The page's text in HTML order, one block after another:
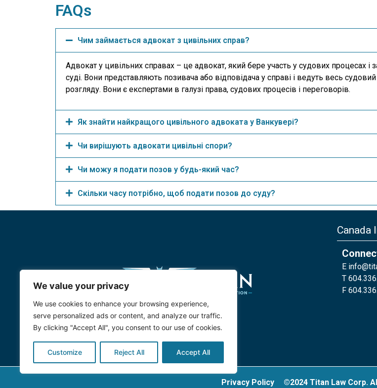
We value your privacy
We use cookies to enhance your browsing experience,
serve personalized ads or content, and analyze our traffic.
By clicking "Accept All", you consent to our use of cookies.
Customize Reject All Accept All
FAQs
Чим займається адвокат з цивільних справ?
Адвокат у цивільних справах – це адвокат, який бере участь у судових процесах
суді. Вони представляють позивача або відповідача у справі і ведуть весь
розгляду. Вони є експертами в галузі права, судових процесів і переговорів.
Як знайти найкращого цивільного адвоката у Ванкувері?
Чи вирішують адвокати цивільні спори?
Чи можу я подати позов у будь-який час?
Скільки часу потрібно, щоб подати позов до суду?
Canada
E
T
F
Privacy Policy ©2024 Titan Law Corp.